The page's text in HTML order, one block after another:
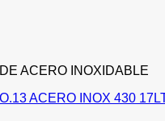
ACERO INOXIDABLE
ACERO INOX 430